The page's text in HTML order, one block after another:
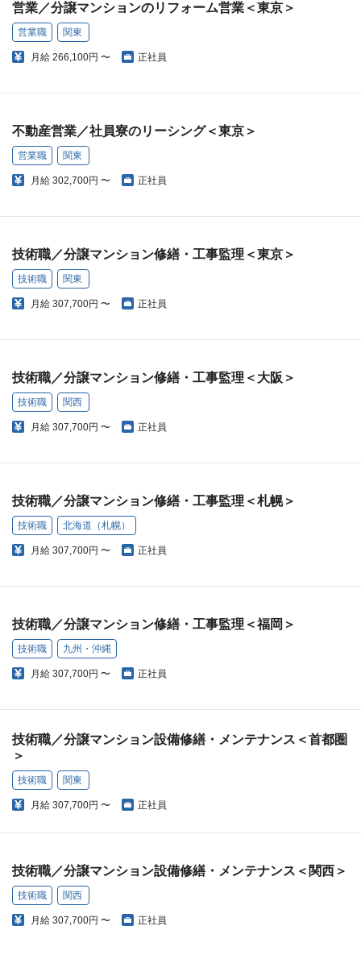
営業／分譲マンションのリフォーム営業＜東京＞
営業職 関東
月給 266,100円 〜 正社員
不動産営業／社員寮のリーシング＜東京＞
営業職 関東
月給 302,700円 〜 正社員
技術職／分譲マンション修繕・工事監理＜東京＞
技術職 関東
月給 307,700円 〜 正社員
技術職／分譲マンション修繕・工事監理＜大阪＞
技術職 関西
月給 307,700円 〜 正社員
技術職／分譲マンション修繕・工事監理＜札幌＞
技術職 北海道（札幌）
月給 307,700円 〜 正社員
技術職／分譲マンション修繕・工事監理＜福岡＞
技術職 九州・沖縄
月給 307,700円 〜 正社員
技術職／分譲マンション設備修繕・メンテナンス＜首都圏
＞
技術職 関東
月給 307,700円 〜 正社員
技術職／分譲マンション設備修繕・メンテナンス＜関西＞
技術職 関西
月給 307,700円 〜 正社員